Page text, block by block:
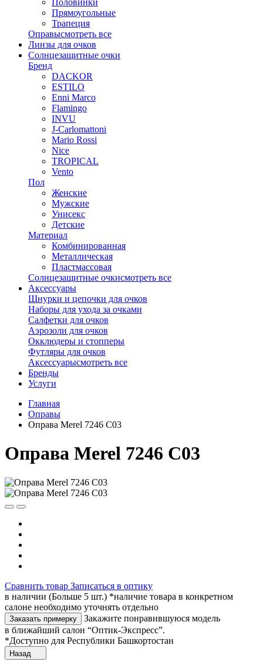
Прямоугольные
Трапеция
Оправысмотреть все
Линзы для очков
Солнцезащитные очки
Бренд
DACKOR
ESTILO
Enni Marco
Flamingo
INVU
J-Carlomattoni
Mario Rossi
Nice
TROPICAL
Vento
Пол
Женские
Мужские
Унисекс
Детские
Материал
Комбинированная
Металлическая
Пластмассовая
Солнцезащитные очкисмотреть все
Аксессуары
Шнурки и цепочки для очков
Наборы для ухода за очками
Салфетки для очков
Аэрозоли для очков
Окклюдеры и стопперы
Футляры для очков
Аксессуарысмотреть все
Бренды
Услуги
Главная
Оправы
Оправа Merel 7246 C03
Оправа Merel 7246 C03
Сравнить товар Записаться в оптику
в наличии (Больше 5 шт.) *наличие товара в конкретном
салоне необходимо уточнять отдельно
Заказать примерку
Закажите понравившуюся модель
в ближайший салон “Оптик-Экспресс”.
*Доступно для Республики Башкортостан
Назад